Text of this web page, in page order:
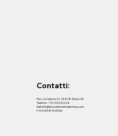
Piazza Cadorna 37, 28838 Stresa VB
Telefono: +39 0323 30228
Mail: info@ristorantecentralestresa.com
P .IVA 00484520036
Contatti: